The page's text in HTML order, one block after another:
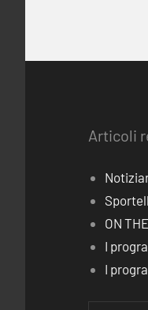
Articoli
ON
I
I